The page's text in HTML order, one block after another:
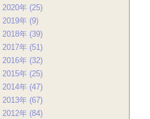
2020年 (25)
2019年 (9)
2018年 (39)
2017年 (51)
2016年 (32)
2015年 (25)
2014年 (47)
2013年 (67)
2012年 (84)